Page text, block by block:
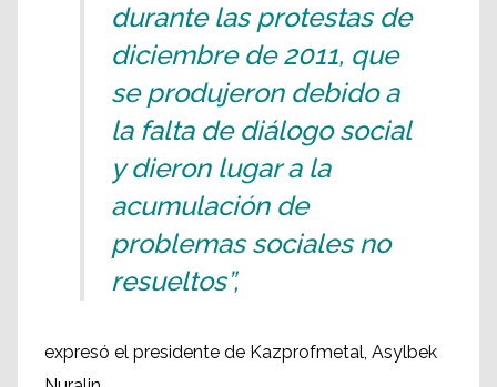
durante las protestas de
diciembre de 2011, que
se produjeron debido a
la falta de diálogo social
y dieron lugar a la
acumulación de
problemas sociales no
resueltos”,
expresó el presidente de Kazprofmetal, Asylbek